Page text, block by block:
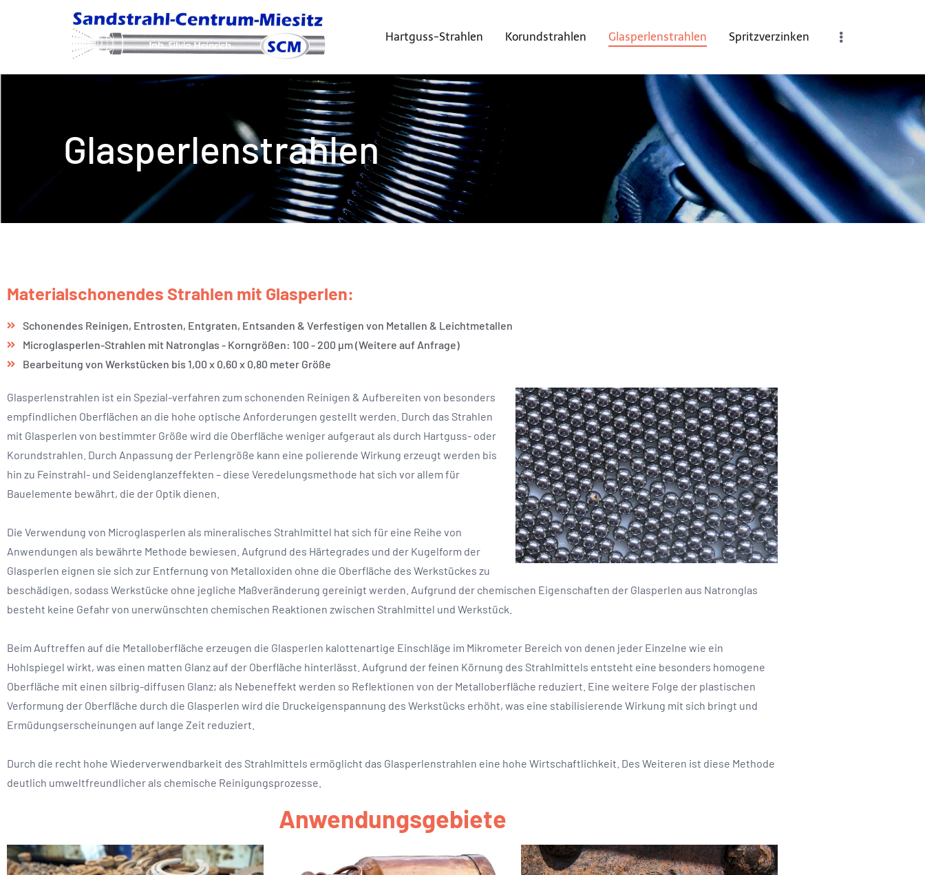
Sandstrahl-Centrum Miesitz
Hartguss-Strahlen Korundstrahlen Glasperlenstrahlen Spritzverzinken
Glasperlenstrahlen
Materialschonendes Strahlen mit Glasperlen:
Schonendes Reinigen, Entrosten, Entgraten, Entsanden & Verfestigen von Metallen & Leichtmetallen
Microglasperlen-Strahlen mit Natronglas - Korngrößen: 100 - 200 µm (Weitere auf Anfrage)
Bearbeitung von Werkstücken bis 1,00 x 0,60 x 0,80 meter Größe
Glasperlenstrahlen ist ein Spezial-verfahren zum schonenden Reinigen & Aufbereiten von besonders
empfindlichen Oberflächen an die hohe optische Anforderungen gestellt werden. Durch das Strahlen
mit Glasperlen von bestimmter Größe wird die Oberfläche weniger aufgeraut als durch Hartguss- oder
Korundstrahlen. Durch Anpassung der Perlengröße kann eine polierende Wirkung erzeugt werden bis
hin zu Feinstrahl- und Seidenglanzeffekten – diese Veredelungsmethode hat sich vor allem für
Bauelemente bewährt, die der Optik dienen.
Die Verwendung von Microglasperlen als mineralisches Strahlmittel hat sich für eine Reihe von
Anwendungen als bewährte Methode bewiesen. Aufgrund des Härtegrades und der Kugelform der
Glasperlen eignen sie sich zur Entfernung von Metalloxiden ohne die Oberfläche des Werkstückes zu
beschädigen, sodass Werkstücke ohne jegliche Maßveränderung gereinigt werden. Aufgrund der chemischen Eigenschaften der Glasperlen aus Natronglas
besteht keine Gefahr von unerwünschten chemischen Reaktionen zwischen Strahlmittel und Werkstück.
Beim Auftreffen auf die Metalloberfläche erzeugen die Glasperlen kalottenartige Einschläge im Mikrometer Bereich von denen jeder Einzelne wie ein
Hohlspiegel wirkt, was einen matten Glanz auf der Oberfläche hinterlässt. Aufgrund der feinen Körnung des Strahlmittels entsteht eine besonders homogene
Oberfläche mit einen silbrig-diffusen Glanz; als Nebeneffekt werden so Reflektionen von der Metalloberfläche reduziert. Eine weitere Folge der plastischen
Verformung der Oberfläche durch die Glasperlen wird die Druckeigenspannung des Werkstücks erhöht, was eine stabilisierende Wirkung mit sich bringt und
Ermüdungserscheinungen auf lange Zeit reduziert.
Durch die recht hohe Wiederverwendbarkeit des Strahlmittels ermöglicht das Glasperlenstrahlen eine hohe Wirtschaftlichkeit. Des Weiteren ist diese Methode
deutlich umweltfreundlicher als chemische Reinigungsprozesse.
Anwendungsgebiete